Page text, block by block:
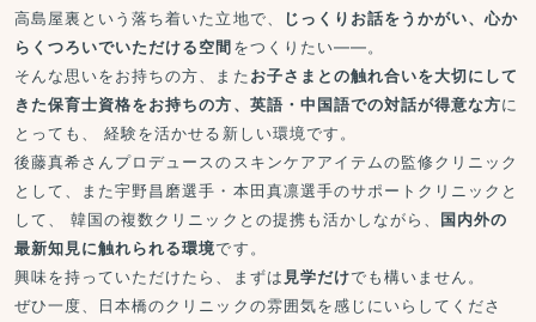
高島屋裏という落ち着いた立地で、
じっくりお話をうかがい、心か
らくつろいでいただける空間をつくりたい——。
そんな思いをお持ちの方、またお子さまとの触れ合いを大切にして
きた保育士資格をお持ちの方、英語・中国語での対話が得意な方に
とっても、 経験を活かせる新しい環境です。
後藤真希さんプロデュースのスキンケアアイテムの監修クリニック
として、また宇野昌磨選手・本田真凛選手のサポートクリニックと
して、 韓国の複数クリニックとの提携も活かしながら、 国内外の
最新知見に触れられる環境です。
興味を持っていただけたら、まずは 見学だけでも構いません。
ぜひ一度、日本橋のクリニックの雰囲気を感じにいらしてくださ